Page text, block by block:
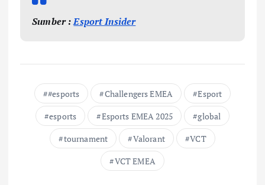
Sumber :Esport Insider
#esports Challengers EMEA
Esport
esports
Esports EMEA 2025
global
tournament
Valorant
VCT
VCT EMEA